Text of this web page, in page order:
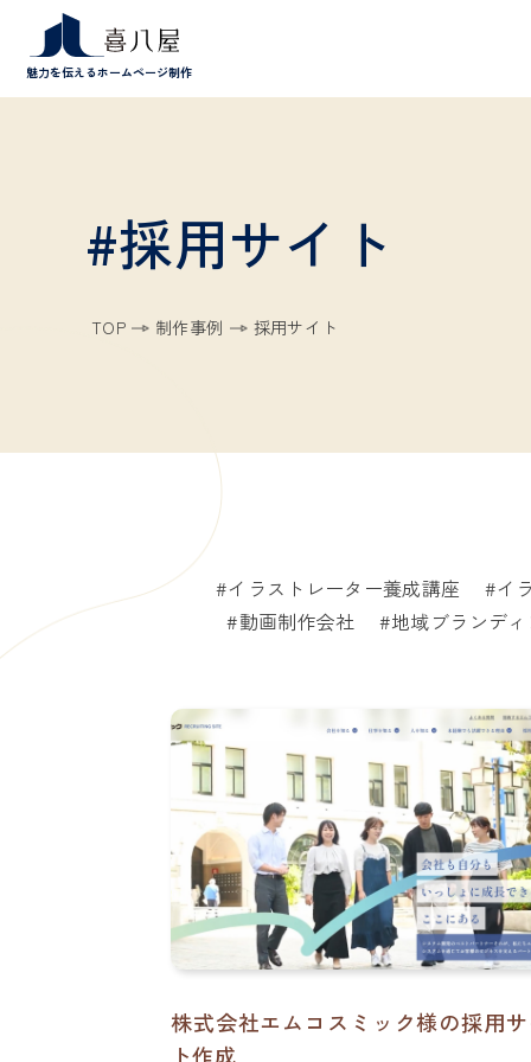
魅力を伝えるホームページ制作
#採用サイト
TOP 制作事例 採用サイト
イラストレーター養成講座 イ
動画制作会社
地域ブランデ
株式会社エムコスミック様の採用サ
ト作成